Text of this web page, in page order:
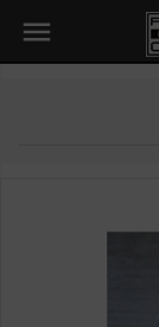
